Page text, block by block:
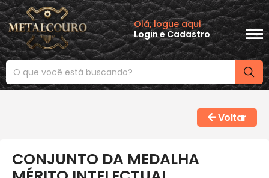
Olá, logue aqui
LogineCadastro
Voltar
CONJUNTO DA MEDALHA